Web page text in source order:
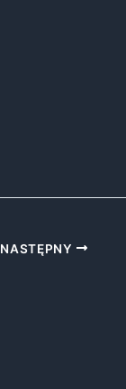
NASTĘPNY